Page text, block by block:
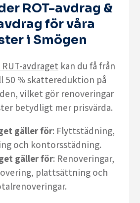
ROT-avdrag &
för våra
i Smögen
RUT-avdraget kan du få från
50 % skattereduktion på
vilket gör renoveringar
betydligt mer prisvärda.
gäller för: Flyttstädning,
och kontorsstädning.
gäller för: Renoveringar,
plattsättning och